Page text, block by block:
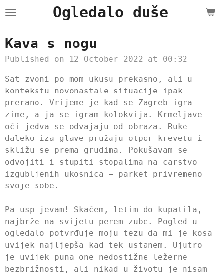
Skip
content
Ogledalo duše
Kava s nogu
Published on 12 October 2022 at 00:32
Sat zvoni po mom ukusu prekasno, ali u
kontekstu novonastale situacije ipak
prerano. Vrijeme je kad se Zagreb igra
zime, a ja se igram kolokvija. Krmeljave
oči jedva se odvajaju od obraza. Ruke
daleko iza glave pružaju otpor krevetu i
skližu se prema grudima. Pokušavam se
odvojiti i stupiti stopalima na carstvo
izgubljenih ukosnica – parket privremeno
svoje sobe.
Pa uspijevam! Skačem, letim do kupatila,
najbrže na svijetu perem zube. Pogled u
ogledalo potvrđuje moju tezu da mi je kosa
uvijek najljepša kad tek ustanem. Ujutro
je uvijek puna one nedostižne ležerne
bezbrižnosti, ali nikad u životu je nisam